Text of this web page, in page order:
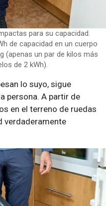
para su capacidad.
de capacidad en un cuerpo
(apenas un par de kilos más
de 2 kWh).
lo suyo, sigue
persona. A partir de
en el terreno de ruedas
verdaderamente